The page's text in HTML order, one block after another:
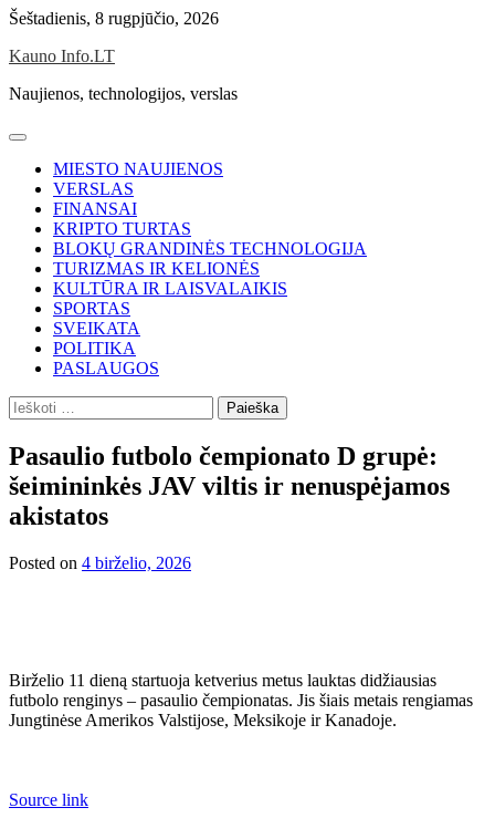
Skip
content
Šeštadienis, 8 rugpjūčio, 2026
Kauno Info.LT
Naujienos, technologijos, verslas
MIESTO NAUJIENOS
VERSLAS
FINANSAI
KRIPTO TURTAS
BLOKŲ GRANDINĖS TECHNOLOGIJA
TURIZMAS IR KELIONĖS
KULTŪRA IR LAISVALAIKIS
SPORTAS
SVEIKATA
POLITIKA
PASLAUGOS
Ieškoti:
Pasaulio futbolo čempionato D grupė:
šeimininkės JAV viltis ir nenuspėjamos
akistatos
Posted on 4 birželio, 2026
Birželio 11 dieną startuoja ketverius metus lauktas didžiausias
futbolo renginys – pasaulio čempionatas. Jis šiais metais rengiamas
Jungtinėse Amerikos Valstijose, Meksikoje ir Kanadoje.
Source link